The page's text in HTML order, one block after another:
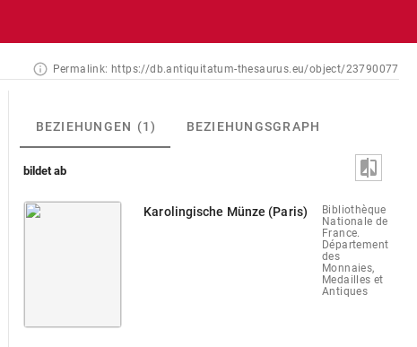
Permalink: https://db.antiquitatum-thesaurus.eu/object/23790077
BEZIEHUNGEN (1) BEZIEHUNGSGRAPH
bildet ab
Karolingische Münze (Paris)
Bibliothèque
Nationale de
France.
Département
des
Monnaies,
Medailles et
Antiques